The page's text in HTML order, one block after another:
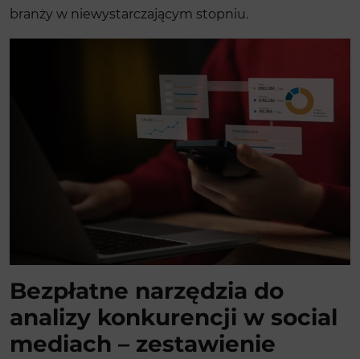
branży w niewystarczającym stopniu.
Bezpłatne narzędzia do
analizy konkurencji w social
mediach – zestawienie